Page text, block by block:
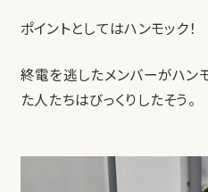
ポイントとしてはハンモック！
終電を逃したメンバーがハン
た人たちはびっくりしたそう。